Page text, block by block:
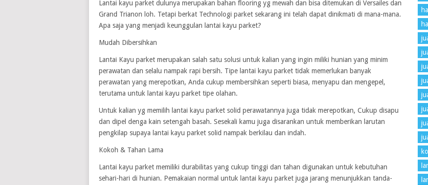
Lantai kayu parket dulunya merupakan bahan flooring yg mewah dan bisa ditemukan di Versailes dan
Grand Trianon loh. Tetapi berkat Technologi parket sekarang ini telah dapat dinikmati di mana-mana.
Apa saja yang menjadi keunggulan lantai kayu parket?
Mudah Dibersihkan
Lantai Kayu parket merupakan salah satu solusi untuk kalian yang ingin miliki hunian yang minim
perawatan dan selalu nampak rapi bersih. Tipe lantai kayu parket tidak memerlukan banyak
perawatan yang merepotkan, Anda cukup membersihkan seperti biasa, menyapu dan mengepel,
terutama untuk lantai kayu parket tipe olahan.
Untuk kalian yg memilih lantai kayu parket solid perawatannya juga tidak merepotkan, Cukup disapu
dan dipel denga kain setengah basah. Sesekali kamu juga disarankan untuk memberikan larutan
pengkilap supaya lantai kayu parket solid nampak berkilau dan indah.
Kokoh & Tahan Lama
Lantai kayu parket memiliki durabilitas yang cukup tinggi dan tahan digunakan untuk kebutuhan
sehari-hari di hunian. Pemakaian normal untuk lantai kayu parket juga jarang menunjukkan tanda-